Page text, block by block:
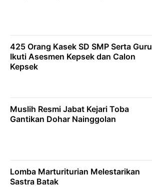
425 Orang Kasek SD SMP Serta Guru
Ikuti Asesmen Kepsek dan Calon
Kepsek
Muslih Resmi Jabat Kejari Toba
Gantikan Dohar Nainggolan
Lomba Marturiturian Melestarikan
Sastra Batak